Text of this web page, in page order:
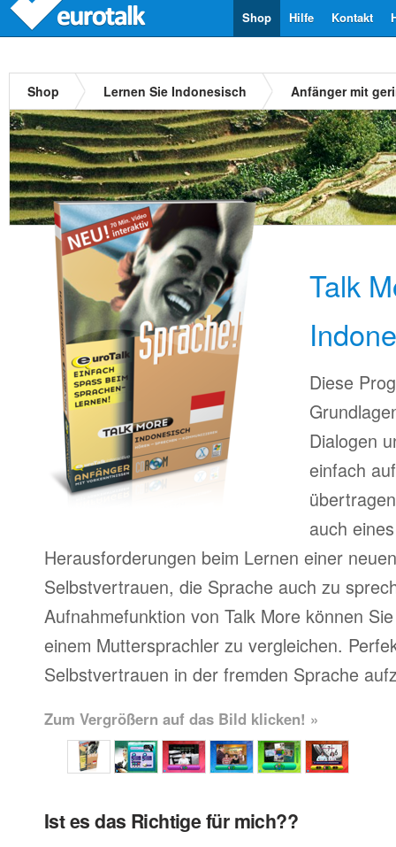
Kontakt
Hilfe
Shop
Shop Lernen Sie Indonesisch Anfänger mit
Talk
Diese
Dialogen
einfach
auch
Herausforderungen beim Lernen einer
Selbstvertrauen, die Sprache auch zu
Aufnahmefunktion von Talk More können
einem Muttersprachler zu vergleichen.
Selbstvertrauen in der fremden Sprache
Zum Vergrößern auf das Bild klicken! »
Ist es das Richtige für mich??